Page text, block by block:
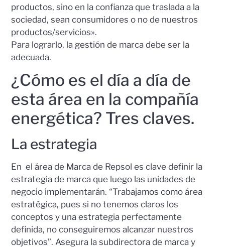
productos, sino en la confianza que traslada a la
sociedad, sean consumidores o no de nuestros
productos/servicios».
Para lograrlo, la gestión de marca debe ser la
adecuada.
¿Cómo es el día a día de
esta área en la compañía
energética? Tres claves.
La estrategia
En el área de Marca de Repsol es clave definir la
estrategia de marca que luego las unidades de
negocio implementarán. “Trabajamos como área
estratégica, pues si no tenemos claros los
conceptos y una estrategia perfectamente
definida, no conseguiremos alcanzar nuestros
objetivos”. Asegura la subdirectora de marca y